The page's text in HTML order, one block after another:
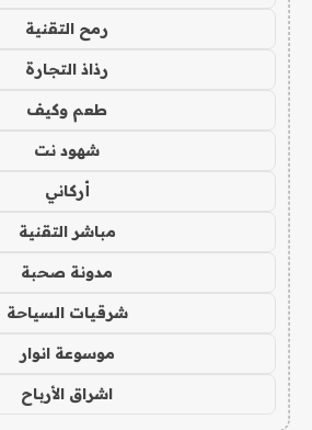
رمح التقنية
رذاذ التجارة
طعم وكيف
شهود نت
أركاني
مباشر التقنية
مدونة صحبة
شرقيات السياحة
موسوعة انوار
اشراق الأرباح